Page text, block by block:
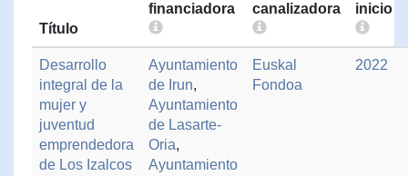
Título
financiadora
canalizadora
inicio
Desarrollo
integral de la
mujer y
juventud
emprendedora
de Los Izalcos
Ayuntamiento
de Irun,
Ayuntamiento
de Lasarte-
Oria,
Ayuntamiento
Euskal
Fondoa
2022